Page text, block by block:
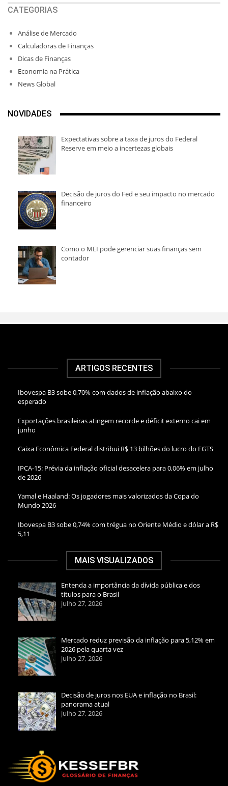
CATEGORIAS
Análise de Mercado
Calculadoras de Finanças
Dicas de Finanças
Economia na Prática
News Global
NOVIDADES
Expectativas sobre a taxa de juros do Federal
Reserve em meio a incertezas globais
Decisão de juros do Fed e seu impacto no mercado
financeiro
Como o MEI pode gerenciar suas finanças sem
contador
ARTIGOS RECENTES
Ibovespa B3 sobe 0,70% com dados de inflação abaixo do
esperado
Exportações brasileiras atingem recorde e déficit externo cai em
junho
Caixa Econômica Federal distribui R$ 13 bilhões do lucro do FGTS
IPCA-15: Prévia da inflação oficial desacelera para 0,06% em julho
de 2026
Yamal e Haaland: Os jogadores mais valorizados da Copa do
Mundo 2026
Ibovespa B3 sobe 0,74% com trégua no Oriente Médio e dólar a R$
5,11
MAIS VISUALIZADOS
Entenda a importância da dívida pública e dos
títulos para o Brasil
julho 27, 2026
Mercado reduz previsão da inflação para 5,12% em
2026 pela quarta vez
julho 27, 2026
Decisão de juros nos EUA e inflação no Brasil:
panorama atual
julho 27, 2026